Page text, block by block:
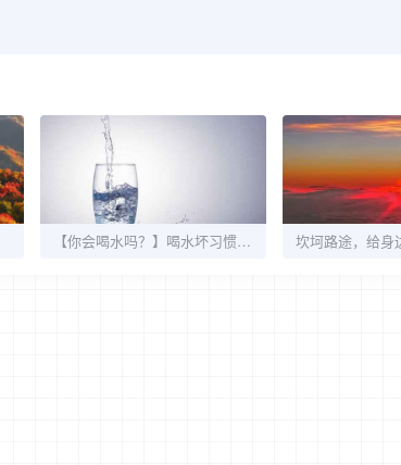
【你会喝水吗？】喝水坏习惯，其实你每天都犯